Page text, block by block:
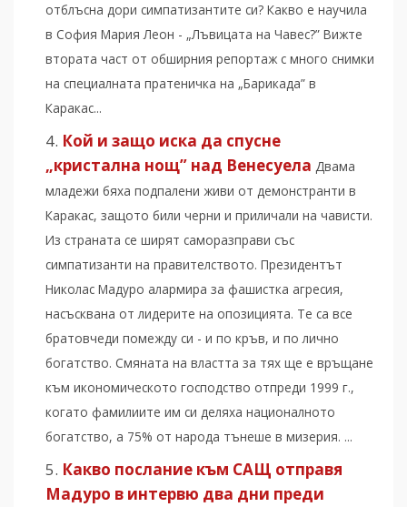
отблъсна дори симпатизантите си? Какво е научила
в София Мария Леон - „Лъвицата на Чавес?” Вижте
втората част от обширния репортаж с много снимки
на специалната пратеничка на „Барикада” в
Каракас...
Кой и защо иска да спусне
„кристална нощ” над Венесуела Двама
младежи бяха подпалени живи от демонстранти в
Каракас, защото били черни и приличали на чависти.
Из страната се ширят саморазправи със
симпатизанти на правителството. Президентът
Николас Мадуро алармира за фашистка агресия,
насъсквана от лидерите на опозицията. Те са все
братовчеди помежду си - и по кръв, и по лично
богатство. Смяната на властта за тях ще е връщане
към икономическото господство отпреди 1999 г.,
когато фамилиите им си деляха националното
богатство, а 75% от народа тънеше в мизерия. ...
Какво послание към САЩ отправя
Мадуро в интервю два дни преди